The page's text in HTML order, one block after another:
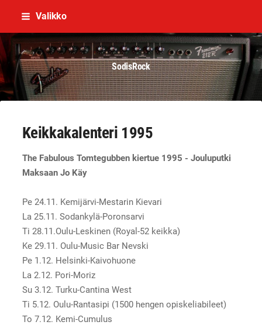
Siirry
sisältöön
Valikko
SodisRock
Keikkakalenteri 1995
The Fabulous Tomtegubben kiertue 1995 - Jouluputki
Maksaan Jo Käy
Pe 24.11. Kemijärvi-Mestarin Kievari
La 25.11. Sodankylä-Poronsarvi
Ti 28.11.Oulu-Leskinen (Royal-52 keikka)
Ke 29.11. Oulu-Music Bar Nevski
Pe 1.12. Helsinki-Kaivohuone
La 2.12. Pori-Moriz
Su 3.12. Turku-Cantina West
Ti 5.12. Oulu-Rantasipi (1500 hengen opiskeliabileet)
To 7.12. Kemi-Cumulus